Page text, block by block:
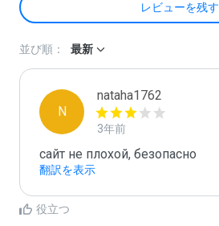
レビューを残す
並び順： 最新
N
nataha1762
3年前
сайт не плохой, безопасно
翻訳を表示
役立つ